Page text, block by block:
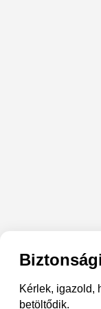
Kérlek, igazold,
betöltődik.